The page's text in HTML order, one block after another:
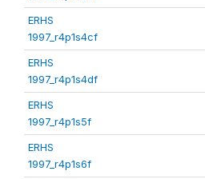
ERHS
1997_r4p1s4cf
ERHS
1997_r4p1s4df
ERHS
1997_r4p1s5f
ERHS
1997_r4p1s6f